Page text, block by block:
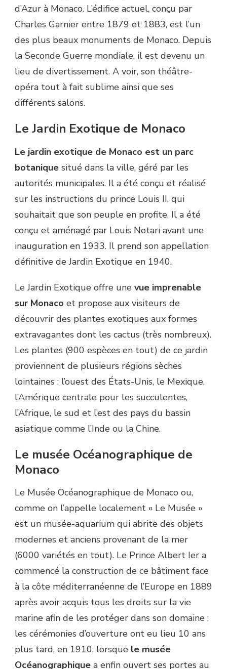
d’Azur à Monaco. L’édifice actuel, conçu par
Charles Garnier entre 1879 et 1883, est l’un
des plus beaux monuments de Monaco. Depuis
la Seconde Guerre mondiale, il est devenu un
lieu de divertissement. A voir, son théâtre-
opéra tout à fait sublime ainsi que ses
différents salons.
Le Jardin Exotique de Monaco
Le jardin exotique de Monaco est un parc
botanique situé dans la ville, géré par les
autorités municipales. Il a été conçu et réalisé
sur les instructions du prince Louis II, qui
souhaitait que son peuple en profite. Il a été
conçu et aménagé par Louis Notari avant une
inauguration en 1933. Il prend son appellation
définitive de Jardin Exotique en 1940.
Le Jardin Exotique offre une vue imprenable
sur Monaco et propose aux visiteurs de
découvrir des plantes exotiques aux formes
extravagantes dont les cactus (très nombreux).
Les plantes (900 espèces en tout) de ce jardin
proviennent de plusieurs régions sèches
lointaines : l’ouest des États-Unis, le Mexique,
l’Amérique centrale pour les succulentes,
l’Afrique, le sud et l’est des pays du bassin
asiatique comme l’Inde ou la Chine.
Le musée Océanographique de
Monaco
Le Musée Océanographique de Monaco ou,
comme on l’appelle localement « Le Musée »
est un musée-aquarium qui abrite des objets
modernes et anciens provenant de la mer
(6000 variétés en tout). Le Prince Albert Ier a
commencé la construction de ce bâtiment face
à la côte méditerranéenne de l’Europe en 1889
après avoir acquis tous les droits sur la vie
marine afin de les protéger dans son domaine ;
les cérémonies d’ouverture ont eu lieu 10 ans
plus tard, en 1910, lorsque le musée
Océanographique a enfin ouvert ses portes au